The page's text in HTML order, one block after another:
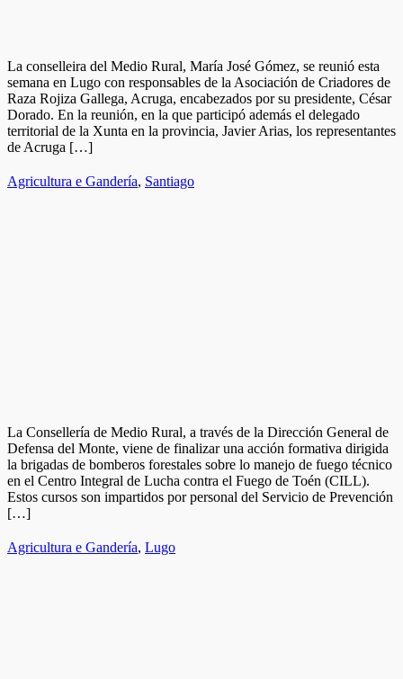
La conselleira del Medio Rural, María José Gómez, se reunió esta
semana en Lugo con responsables de la Asociación de Criadores de
Raza Rojiza Gallega, Acruga, encabezados por su presidente, César
Dorado. En la reunión, en la que participó además el delegado
territorial de la Xunta en la provincia, Javier Arias, los representantes
de Acruga […]
Agricultura e Gandería, Santiago
La Consellería de Medio Rural, a través de la Dirección General de
Defensa del Monte, viene de finalizar una acción formativa dirigida
la brigadas de bomberos forestales sobre lo manejo de fuego técnico
en el Centro Integral de Lucha contra el Fuego de Toén (CILL).
Estos cursos son impartidos por personal del Servicio de Prevención
[…]
Agricultura e Gandería, Lugo